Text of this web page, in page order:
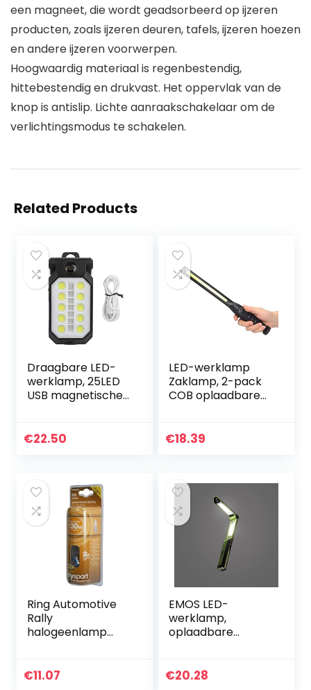
een magneet, die wordt geadsorbeerd op ijzeren
producten, zoals ijzeren deuren, tafels, ijzeren hoezen
en andere ijzeren voorwerpen.
Hoogwaardig materiaal is regenbestendig,
hittebestendig en drukvast. Het oppervlak van de
knop is antislip. Lichte aanraakschakelaar om de
verlichtingsmodus te schakelen.
Related Products
Draagbare LED-
werklamp, 25LED
USB magnetische
g Inspectielamp
€22.50
LED-werklamp
Zaklamp, 2-pack
COB oplaadbare
Grillverlichting
€18.39
Ring Automotive
Rally
halogeenlamp
€11.07
EMOS LED-
werklamp,
oplaadbare
haak en 4x
€20.28